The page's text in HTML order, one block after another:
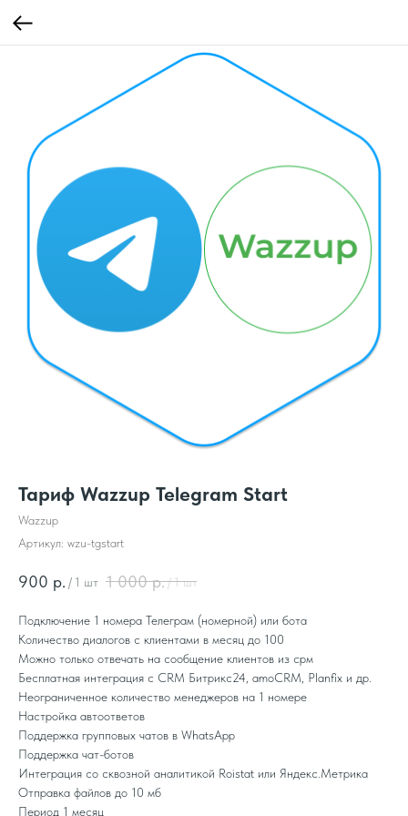
Тариф Wazzup Telegram Start
Wazzup
Артикул: wzu-tgstart
900 р. / 1 шт 1 000 р./1 шт
Подключение 1 номера Телеграм (номерной) или бота
Количество диалогов с клиентами в месяц до 100
Можно только отвечать на сообщение клиентов из срм
Бесплатная интеграция с CRM Битрикс24, amoCRM, Planfix и др.
Неограниченное количество менеджеров на 1 номере
Настройка автоответов
Поддержка групповых чатов в WhatsApp
Поддержка чат-ботов
Интеграция со сквозной аналитикой Roistat или Яндекс.Метрика
Отправка файлов до 10 мб
Период 1 месяц